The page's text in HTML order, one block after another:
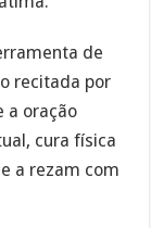
de
recitada por
a oração
cura física
a rezam com